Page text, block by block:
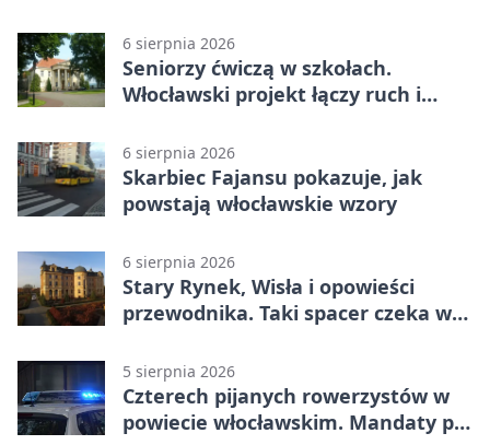
6 sierpnia 2026
Seniorzy ćwiczą w szkołach.
Włocławski projekt łączy ruch i
6 sierpnia 2026
Skarbiec Fajansu pokazuje, jak
powstają włocławskie wzory
6 sierpnia 2026
Stary Rynek, Wisła i opowieści
przewodnika. Taki spacer czeka we
5 sierpnia 2026
Czterech pijanych rowerzystów w
powiecie włocławskim. Mandaty po